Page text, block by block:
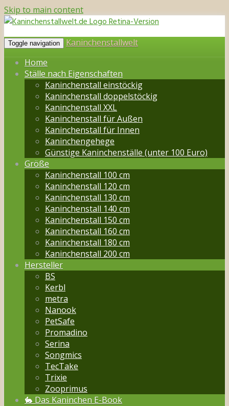
Skip to main content
Toggle navigation
Kaninchenstallwelt
Home
Ställe nach Eigenschaften
Kaninchenstall einstöckig
Kaninchenstall doppelstöckig
Kaninchenstall XXL
Kaninchenstall für Außen
Kaninchenstall für Innen
Kaninchengehege
Günstige Kaninchenställe (unter 100 Euro)
Größe
Kaninchenstall 100 cm
Kaninchenstall 120 cm
Kaninchenstall 130 cm
Kaninchenstall 140 cm
Kaninchenstall 150 cm
Kaninchenstall 160 cm
Kaninchenstall 180 cm
Kaninchenstall 200 cm
Hersteller
BS
Kerbl
metra
Nanook
PetSafe
Promadino
Serina
Songmics
TecTake
Trixie
Zooprimus
🐇 Das Kaninchen E-Book